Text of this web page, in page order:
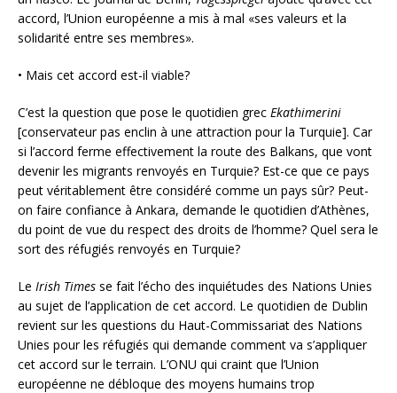
accord, l’Union européenne a mis à mal «ses valeurs et la
solidarité entre ses membres».
• Mais cet accord est-il viable?
C’est la question que pose le quotidien grec Ekathimerini
[conservateur pas enclin à une attraction pour la Turquie]. Car
si l’accord ferme effectivement la route des Balkans, que vont
devenir les migrants renvoyés en Turquie? Est-ce que ce pays
peut véritablement être considéré comme un pays sûr? Peut-
on faire confiance à Ankara, demande le quotidien d’Athènes,
du point de vue du respect des droits de l’homme? Quel sera le
sort des réfugiés renvoyés en Turquie?
Le Irish Times se fait l’écho des inquiétudes des Nations Unies
au sujet de l’application de cet accord. Le quotidien de Dublin
revient sur les questions du Haut-Commissariat des Nations
Unies pour les réfugiés qui demande comment va s’appliquer
cet accord sur le terrain. L’ONU qui craint que l’Union
européenne ne débloque des moyens humains trop